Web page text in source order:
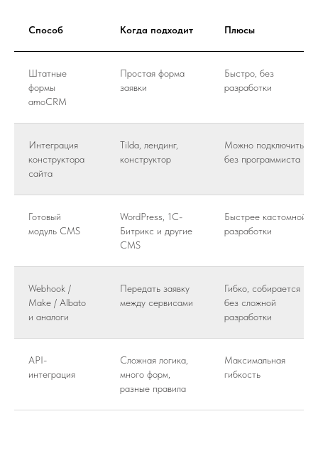
Способ Когда подходит Плюсы
Штатные
формы
amoCRM
Простая форма
заявки
Быстро, без
разработки
Интеграция
конструктора
сайта
Tilda, лендинг,
конструктор
Можно подключить
без программиста
Готовый
модуль CMS
WordPress, 1С-
Битрикс и другие
CMS
Быстрее кастомной
разработки
Webhook /
Make / Albato
и аналоги
Передать заявку
между сервисами
Гибко, собирается
без сложной
разработки
API-
интеграция
Сложная логика,
много форм,
разные правила
Максимальная
гибкость